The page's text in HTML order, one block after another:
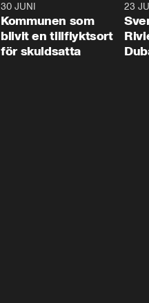
1:24
30 JUNI
Kommunen som
blivit en tillflyktsort
för skuldsatta
23